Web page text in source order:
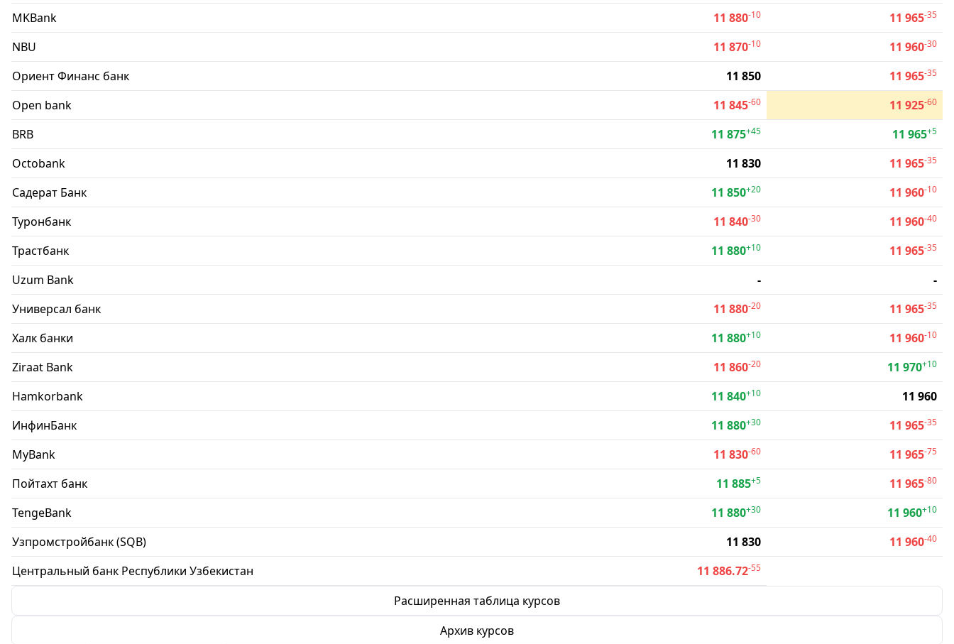
MKBank 11 880-10 11 965-35
NBU 11 870-10 11 960-30
Ориент Финанс банк 11 850 11 965-35
Open bank 11 845-60 11 925-60
BRB 11 875+45 11 965+5
Octobank 11 830 11 965-35
Садерат Банк 11 850+20 11 960-10
Туронбанк 11 840-30 11 960-40
Трастбанк 11 880+10 11 965-35
Uzum Bank -
-
Универсал банк
11 880-20 11 965-35
Халк банки 11 880+10 11 960-10
Ziraat Bank 11 860-20 11 970+10
Hamkorbank 11 840+10
11 960
ИнфинБанк
11 880+30 11 965-35
MyBank 11 830-60 11 965-75
Пойтахт банк 11 885+5 11 965-80
TengeBank 11 880+30 11 960+10
Узпромстройбанк (SQB) 11 830 11 960-40
Центральный банк Республики Узбекистан 11 886.72-55
Расширенная таблица курсов
Архив курсов